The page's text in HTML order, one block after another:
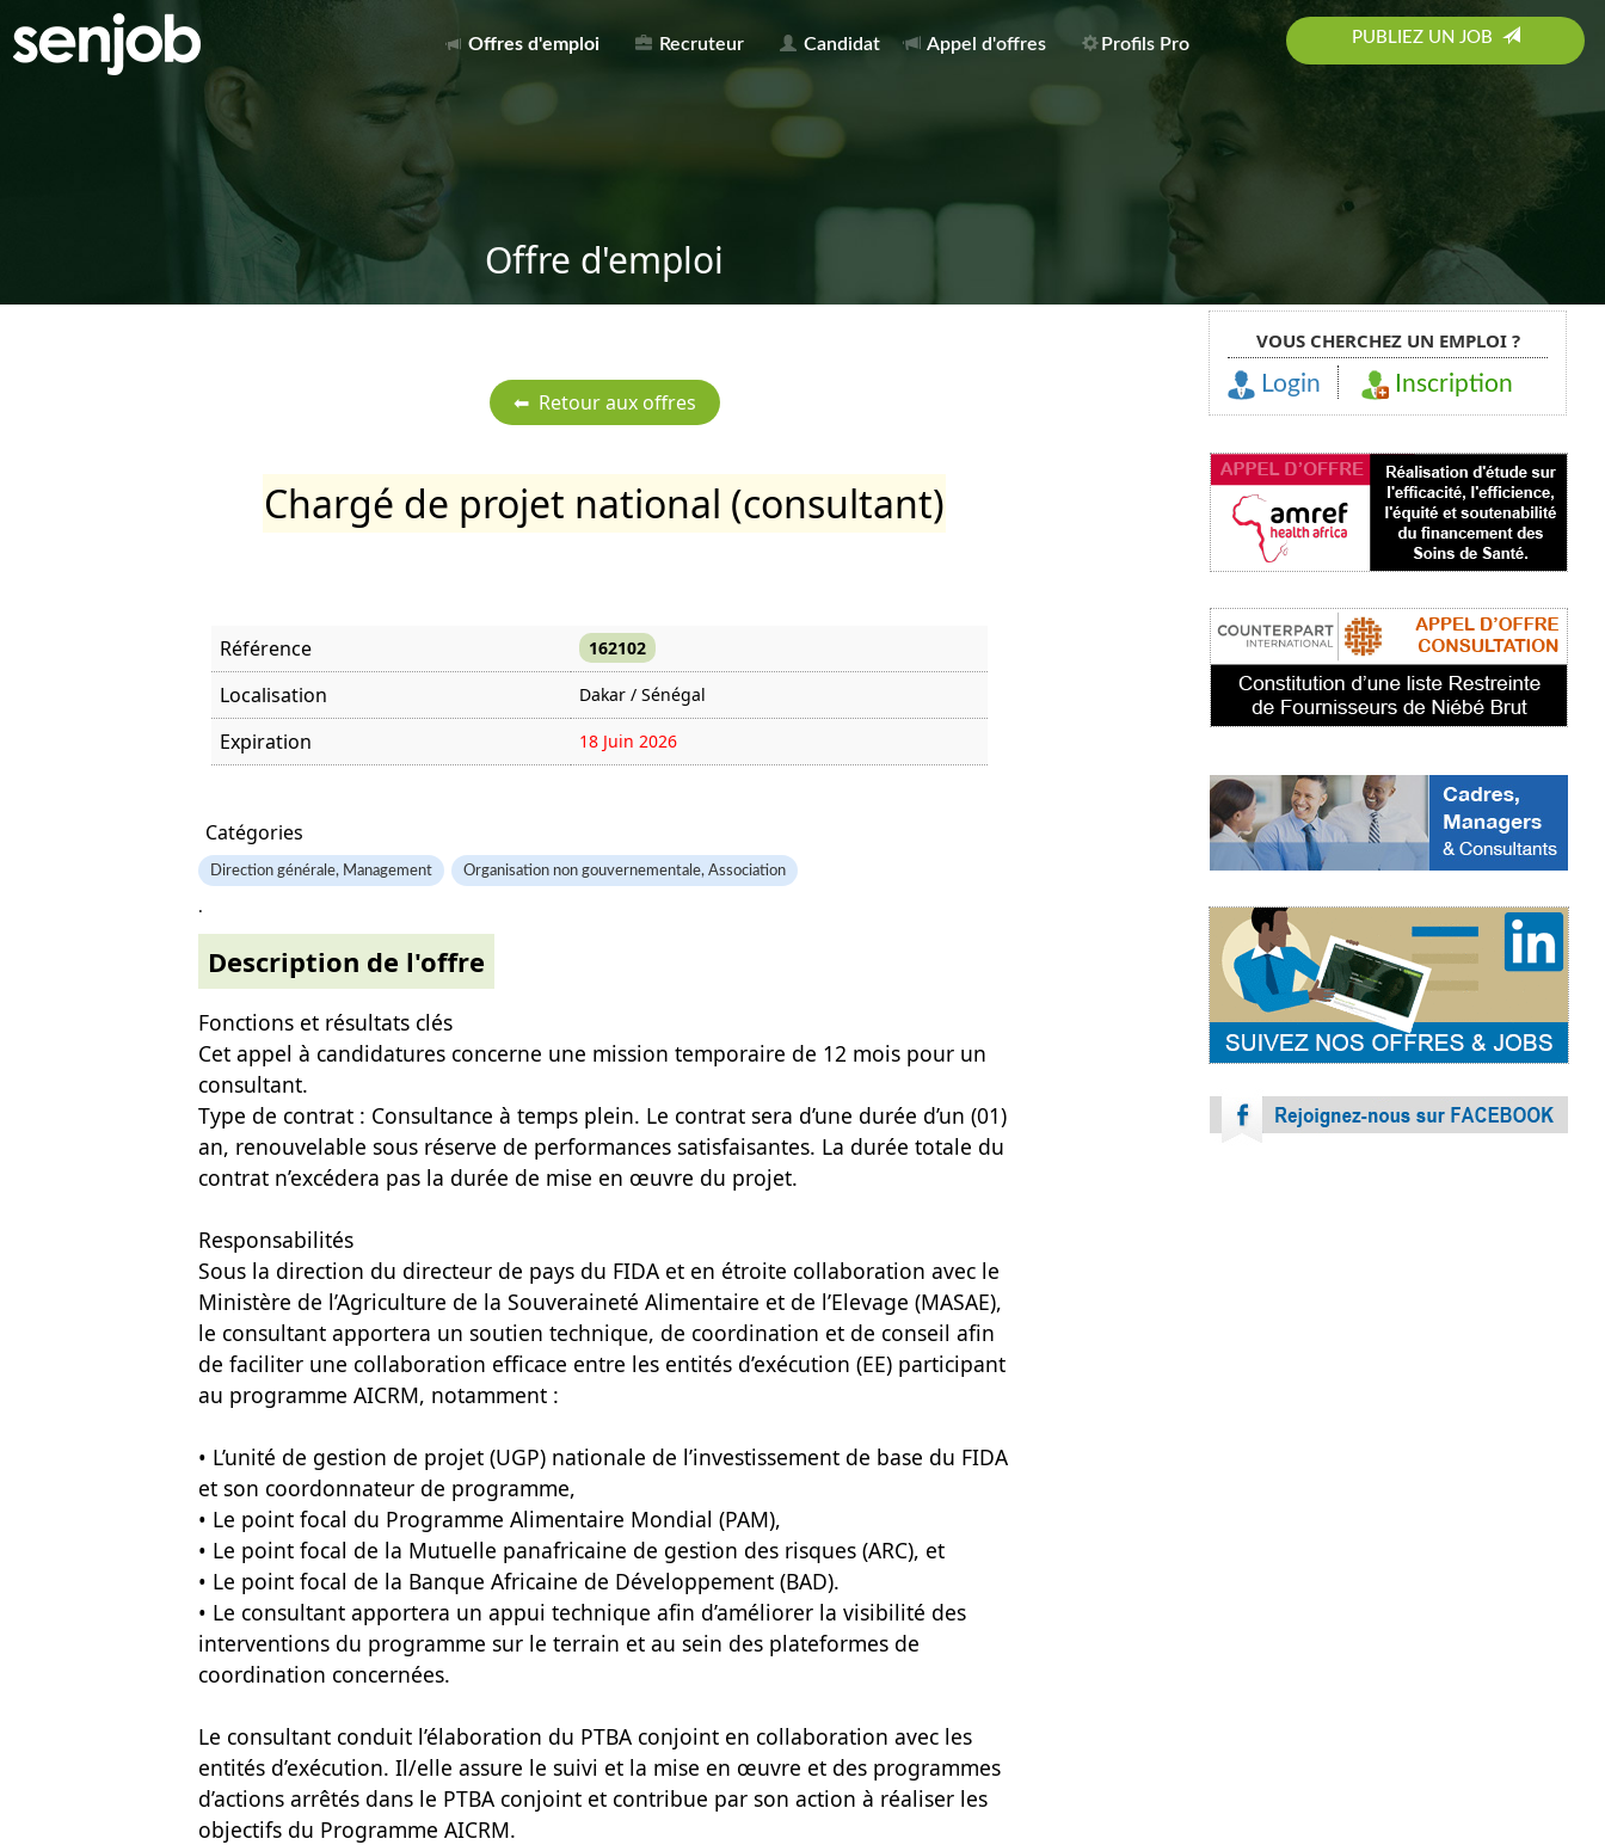
Offres d'emploi Recruteur Candidat Appel d'offres Profils Pro PUBLIEZ UN JOB
Offre d'emploi
Chargé de projet national (consultant)
Référence 162102
Localisation Dakar / Sénégal
Expiration 18 Juin 2026
Catégories
Direction générale, Management Organisation non gouvernementale, Association
.
Description de l'offre
Fonctions et résultats clés
Cet appel à candidatures concerne une mission temporaire de 12 mois pour un
consultant.
Type de contrat : Consultance à temps plein. Le contrat sera d’une durée d’un (01)
an, renouvelable sous réserve de performances satisfaisantes. La durée totale du
contrat n’excédera pas la durée de mise en œuvre du projet.
Responsabilités
Sous la direction du directeur de pays du FIDA et en étroite collaboration avec le
Ministère de l’Agriculture de la Souveraineté Alimentaire et de l’Elevage (MASAE),
le consultant apportera un soutien technique, de coordination et de conseil afin
de faciliter une collaboration efficace entre les entités d’exécution (EE) participant
au programme AICRM, notamment :
• L’unité de gestion de projet (UGP) nationale de l’investissement de base du FIDA
et son coordonnateur de programme,
• Le point focal du Programme Alimentaire Mondial (PAM),
• Le point focal de la Mutuelle panafricaine de gestion des risques (ARC), et
• Le point focal de la Banque Africaine de Développement (BAD).
• Le consultant apportera un appui technique afin d’améliorer la visibilité des
interventions du programme sur le terrain et au sein des plateformes de
coordination concernées.
Le consultant conduit l’élaboration du PTBA conjoint en collaboration avec les
entités d’exécution. Il/elle assure le suivi et la mise en œuvre et des programmes
d’actions arrêtés dans le PTBA conjoint et contribue par son action à réaliser les
objectifs du Programme AICRM.
VOUS CHERCHEZ UN EMPLOI ?
Login Inscription